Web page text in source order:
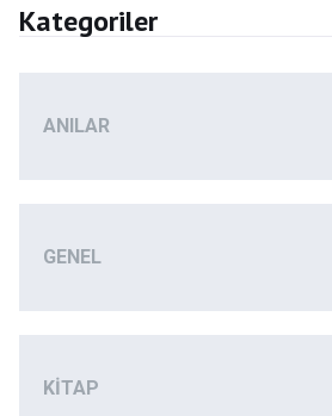
Kategoriler
ANILAR
GENEL
KITAP